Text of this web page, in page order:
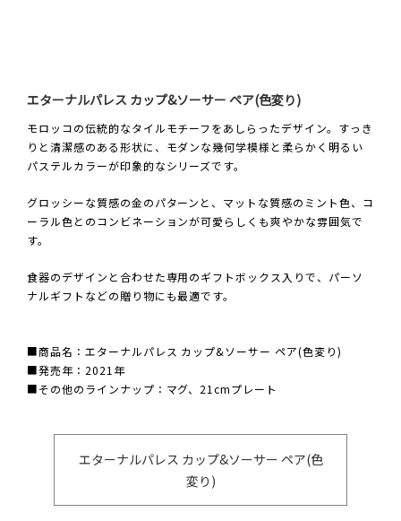
エターナルパレス カップ&ソーサー ペア(色変り)
モロッコの伝統的なタイルモチーフをあしらったデザイン。すっき
りと清潔感のある形状に、モダンな幾何学模様と柔らかく明るい
パステルカラーが印象的なシリーズです。
グロッシーな質感の金のパターンと、マットな質感のミント色、コ
ーラル色とのコンビネーションが可愛らしくも爽やかな雰囲気で
す。
食器のデザインと合わせた専用のギフトボックス入りで、パーソ
ナルギフトなどの贈り物にも最適です。
■商品名：エターナルパレス カップ&ソーサー ペア(色変り)
■発売年：2021年
■その他のラインナップ：マグ、21cmプレート
エターナルパレス カップ&ソーサー ペア(色
変り)